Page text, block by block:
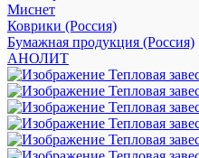
Миснет
Коврики (Россия)
Бумажная продукция (Россия)
АНОЛИТ